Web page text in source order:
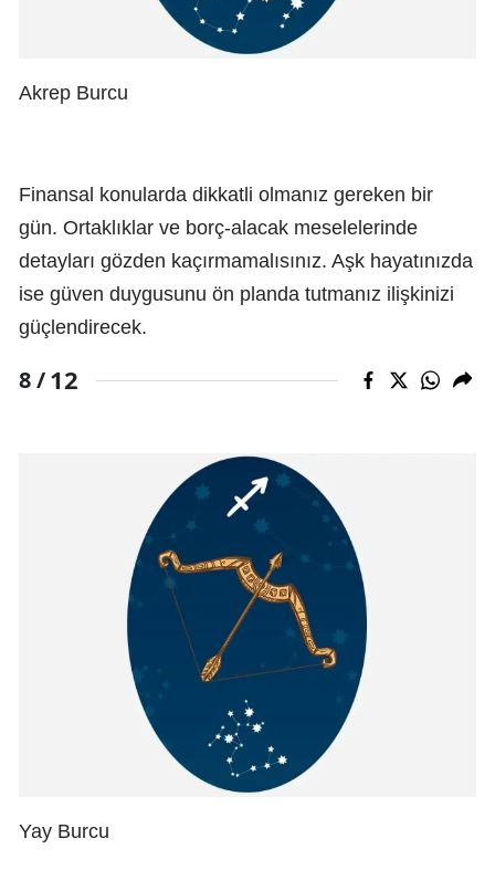
Akrep Burcu
Finansal konularda dikkatli olmanız gereken bir
gün. Ortaklıklar ve borç-alacak meselelerinde
detayları gözden kaçırmamalısınız. Aşk hayatınızda
ise güven duygusunu ön planda tutmanız ilişkinizi
güçlendirecek.
8 /12
Yay Burcu